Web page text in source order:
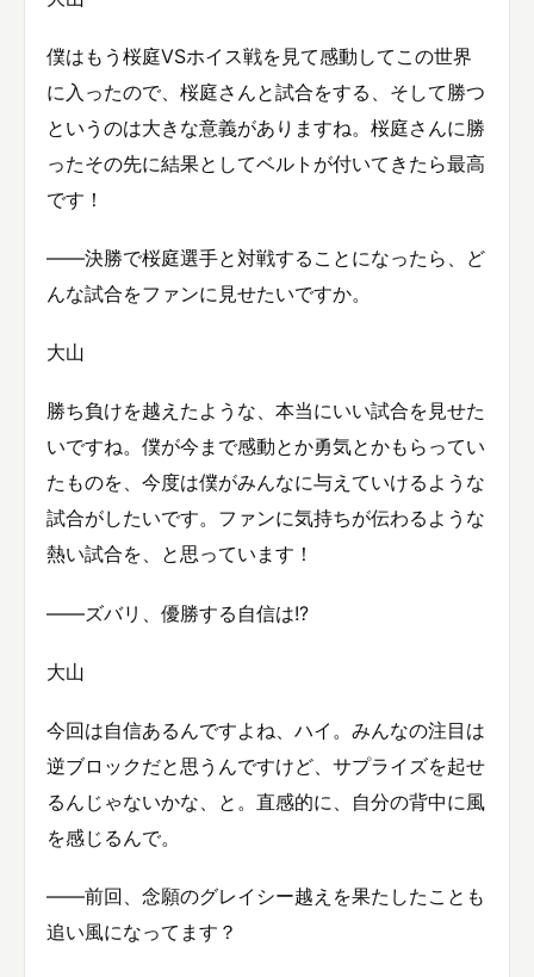
僕はもう桜庭VSホイス戦を見て感動してこの世界
に入ったので、桜庭さんと試合をする、そして勝つ
というのは大きな意義がありますね。桜庭さんに勝
ったその先に結果としてベルトが付いてきたら最高
です！
――決勝で桜庭選手と対戦することになったら、ど
んな試合をファンに見せたいですか。
大山
勝ち負けを越えたような、本当にいい試合を見せた
いですね。僕が今まで感動とか勇気とかもらってい
たものを、今度は僕がみんなに与えていけるような
試合がしたいです。ファンに気持ちが伝わるような
熱い試合を、と思っています！
――ズバリ、優勝する自信は!?
大山
今回は自信あるんですよね、ハイ。みんなの注目は
逆ブロックだと思うんですけど、サプライズを起せ
るんじゃないかな、と。直感的に、自分の背中に風
を感じるんで。
――前回、念願のグレイシー越えを果たしたことも
追い風になってます？